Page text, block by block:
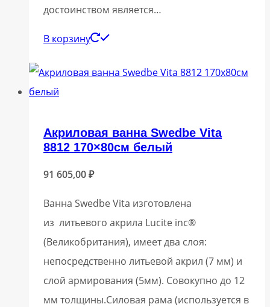
достоинством является…
В корзину
Акриловая ванна Swedbe Vita
8812 170×80см белый
91 605,00₽
Ванна Swedbe Vita изготовлена
из литьевого акрила Lucite inc®
(Великобритания), имеет два слоя:
непосредственно литьевой акрил (7 мм) и
слой армирования (5мм). Совокупно до 12
мм толщины.Силовая рама (используется в